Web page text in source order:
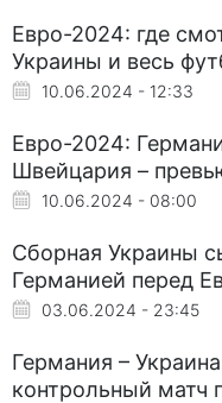
Евро-2024: где
Украины и весь
10.06.2024 - 12:33
Евро-2024:
Швейцария –
10.06.2024 - 08:00
Сборная Украины
Германией перед
03.06.2024 - 23:45
Германия –
контрольный матч